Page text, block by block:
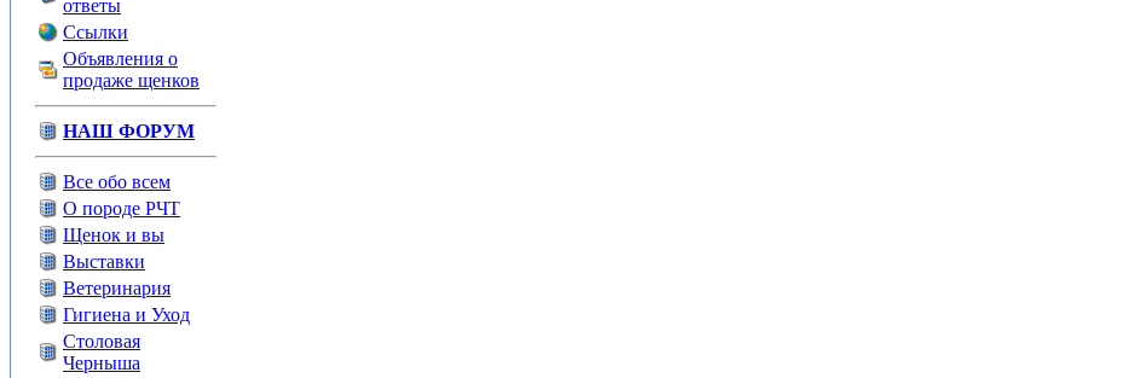
ответы
Ссылки
Объявления о
продаже щенков
НАШ ФОРУМ
Все обо всем
О породе РЧТ
Щенок и вы
Выставки
Ветеринария
Гигиена и Уход
Столовая
Черныша